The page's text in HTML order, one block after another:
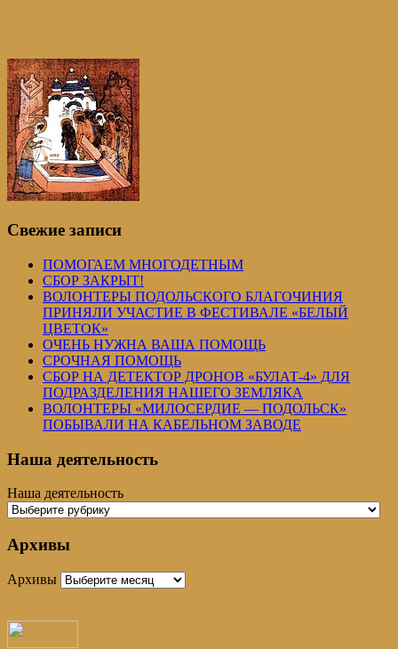
Свежие записи
ПОМОГАЕМ МНОГОДЕТНЫМ
СБОР ЗАКРЫТ!
ВОЛОНТЕРЫ ПОДОЛЬСКОГО БЛАГОЧИНИЯ
ПРИНЯЛИ УЧАСТИЕ В ФЕСТИВАЛЕ «БЕЛЫЙ
ЦВЕТОК»
ОЧЕНЬ НУЖНА ВАША ПОМОЩЬ
СРОЧНАЯ ПОМОЩЬ
СБОР НА ДЕТЕКТОР ДРОНОВ «БУЛАТ-4» ДЛЯ
ПОДРАЗДЕЛЕНИЯ НАШЕГО ЗЕМЛЯКА
ВОЛОНТЕРЫ «МИЛОСЕРДИЕ — ПОДОЛЬСК»
ПОБЫВАЛИ НА КАБЕЛЬНОМ ЗАВОДЕ
Наша деятельность
Наша деятельность
Архивы
Архивы